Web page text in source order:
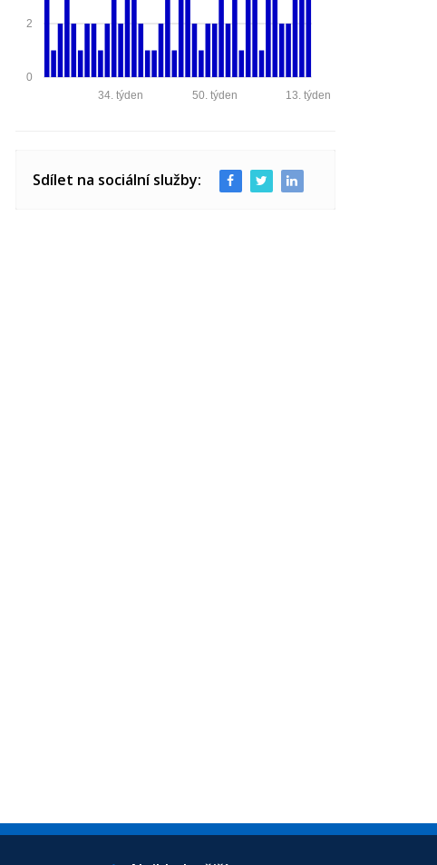
0
2
13. týden
50. týden
34. týden
Sdílet na sociální služby: